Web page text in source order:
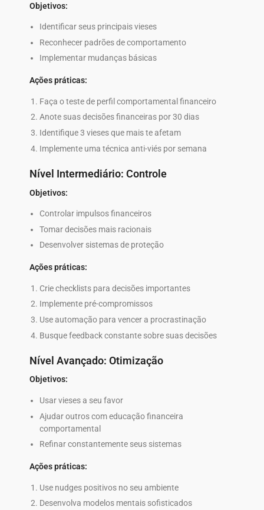
Objetivos:
Identificar seus principais vieses
Reconhecer padrões de comportamento
Implementar mudanças básicas
Ações práticas:
Faça o teste de perfil comportamental financeiro
Anote suas decisões financeiras por 30 dias
Identifique 3 vieses que mais te afetam
Implemente uma técnica anti-viés por semana
Nível Intermediário: Controle
Objetivos:
Controlar impulsos financeiros
Tomar decisões mais racionais
Desenvolver sistemas de proteção
Ações práticas:
Crie checklists para decisões importantes
Implemente pré-compromissos
Use automação para vencer a procrastinação
Busque feedback constante sobre suas decisões
Nível Avançado: Otimização
Objetivos:
Usar vieses a seu favor
Ajudar outros com educação financeira
comportamental
Refinar constantemente seus sistemas
Ações práticas:
Use nudges positivos no seu ambiente
Desenvolva modelos mentais sofisticados